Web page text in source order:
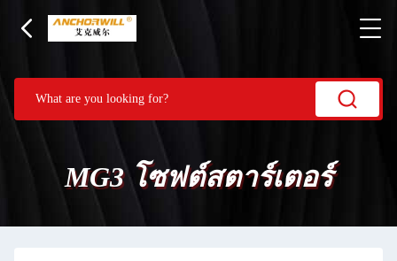
MG3 โซฟต์สตาร์เตอร์